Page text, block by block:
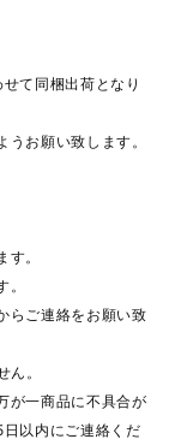
て同梱出荷となり
お願い致します。
。
らご連絡をお願い致
。
が一商品に不具合が
以内にご連絡くだ